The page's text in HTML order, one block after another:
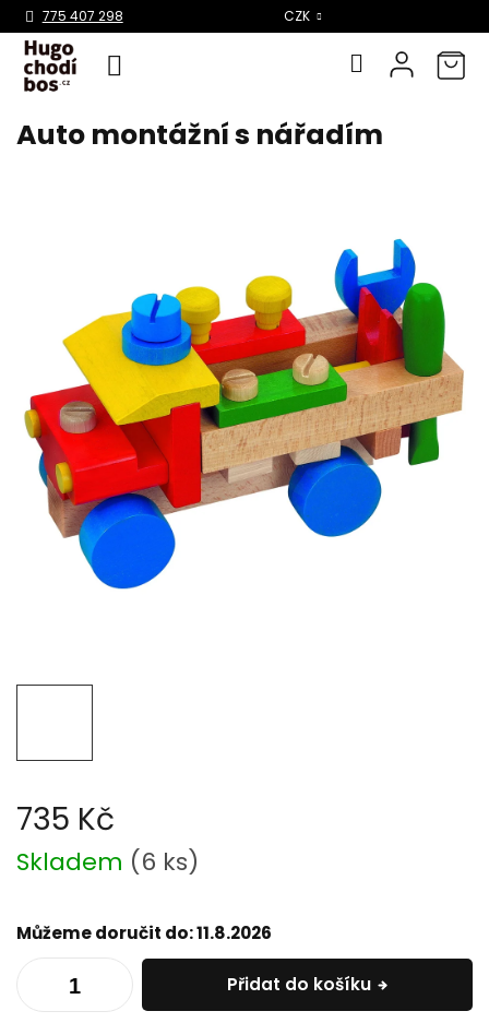
Přejít
na
775 407 298 CZK
Auto montážní s nářadím
735 Kč
Měrná
cena:
Skladem (6 ks)
Můžeme doručit do:11.8.2026
Přidat do košíku